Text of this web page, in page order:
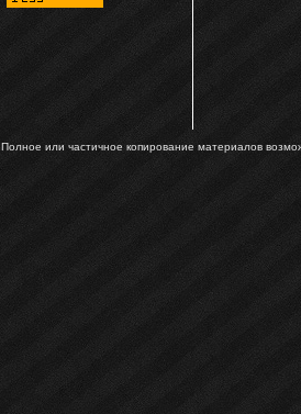
Полное или частичное копирование материалов